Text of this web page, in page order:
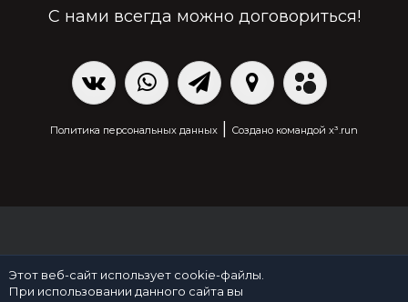
С нами всегда можно договориться!
Политика персональных данных Создано командой x³.run
Этот веб-сайт использует cookie-файлы.
При использовании данного сайта вы